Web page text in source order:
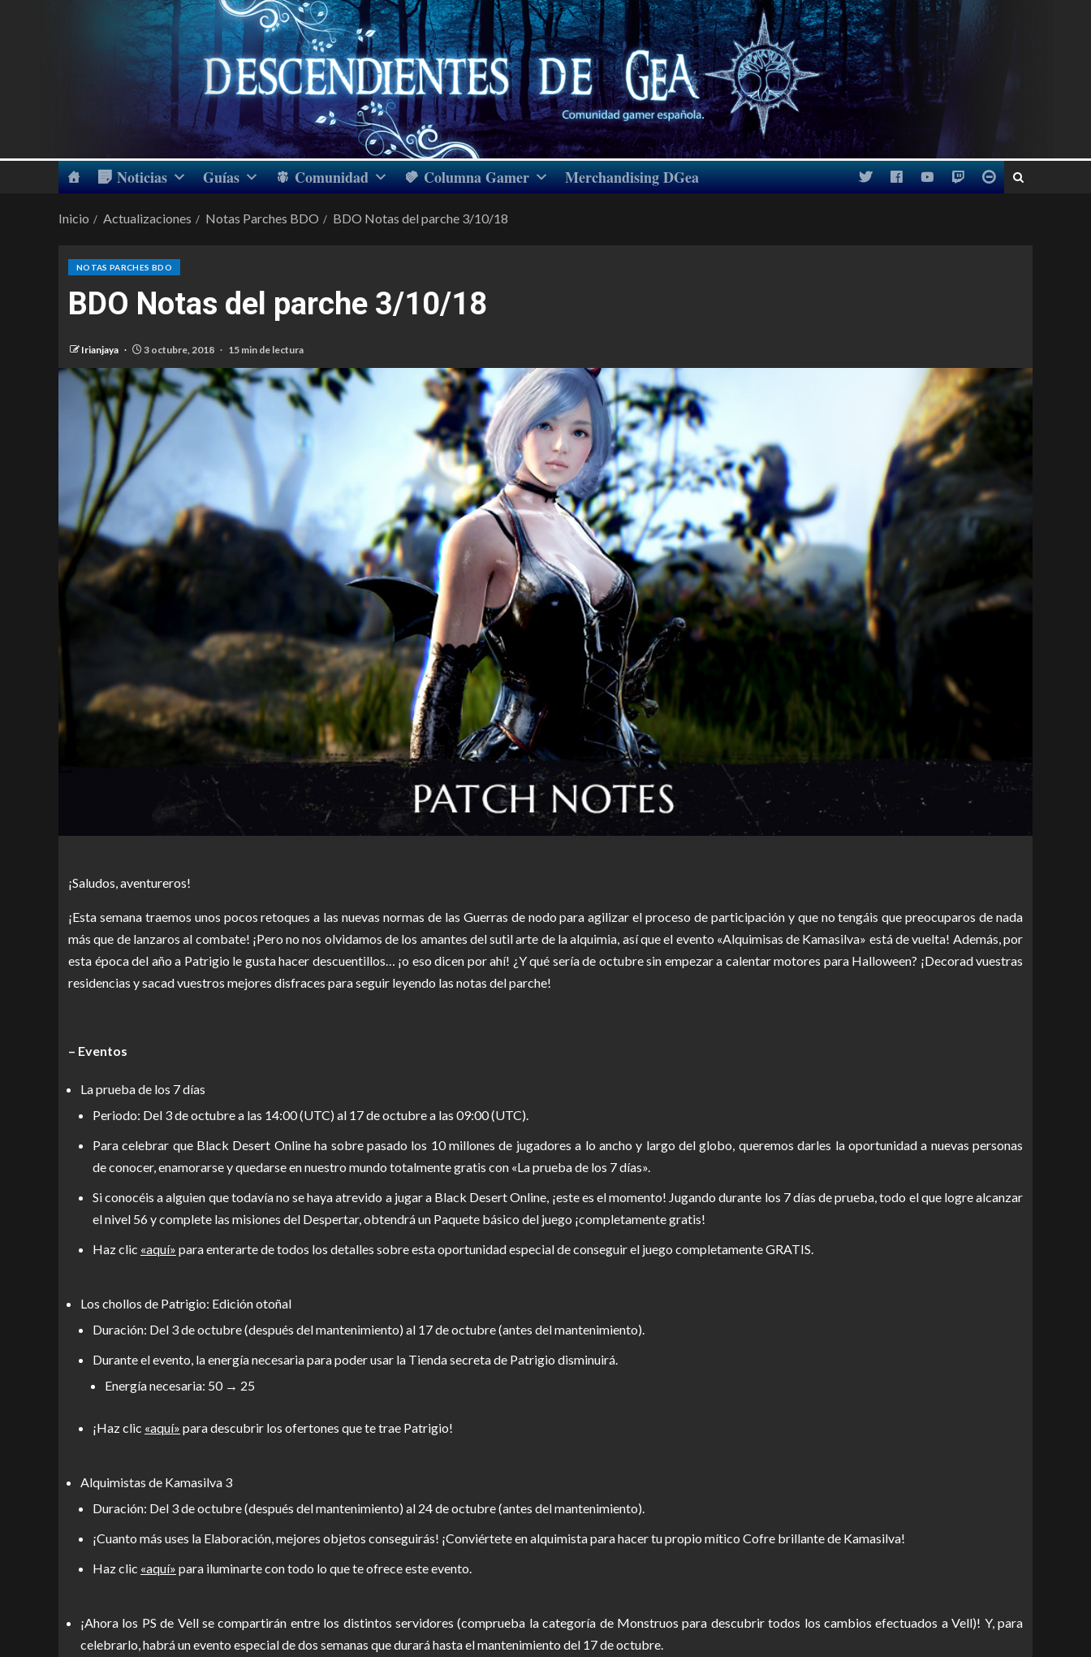
Noticias Guías Comunidad Columna Gamer Merchandising DGea
Inicio Actualizaciones Notas Parches BDO BDO Notas del parche 3/10/18
NOTAS PARCHES BDO
BDO Notas del parche 3/10/18
Irianjaya 3 octubre, 2018 15 min de lectura
¡Saludos, aventureros!
¡Esta semana traemos unos pocos retoques a las nuevas normas de las Guerras de nodo para agilizar el proceso de participación y que no tengáis que preocuparos de nada
más que de lanzaros al combate! ¡Pero no nos olvidamos de los amantes del sutil arte de la alquimia, así que el evento «Alquimisas de Kamasilva» está de vuelta! Además, por
esta época del año a Patrigio le gusta hacer descuentillos… ¡o eso dicen por ahí! ¿Y qué sería de octubre sin empezar a calentar motores para Halloween? ¡Decorad vuestras
residencias y sacad vuestros mejores disfraces para seguir leyendo las notas del parche!
– Eventos
La prueba de los 7 días
Periodo: Del 3 de octubre a las 14:00 (UTC) al 17 de octubre a las 09:00 (UTC).
Para celebrar que Black Desert Online ha sobre pasado los 10 millones de jugadores a lo ancho y largo del globo, queremos darles la oportunidad a nuevas personas
de conocer, enamorarse y quedarse en nuestro mundo totalmente gratis con «La prueba de los 7 días».
Si conocéis a alguien que todavía no se haya atrevido a jugar a Black Desert Online, ¡este es el momento! Jugando durante los 7 días de prueba, todo el que logre alcanzar
el nivel 56 y complete las misiones del Despertar, obtendrá un Paquete básico del juego ¡completamente gratis!
Haz clic «aquí» para enterarte de todos los detalles sobre esta oportunidad especial de conseguir el juego completamente GRATIS.
Los chollos de Patrigio: Edición otoñal
Duración: Del 3 de octubre (después del mantenimiento) al 17 de octubre (antes del mantenimiento).
Durante el evento, la energía necesaria para poder usar la Tienda secreta de Patrigio disminuirá.
Energía necesaria: 50 → 25
¡Haz clic «aquí» para descubrir los ofertones que te trae Patrigio!
Alquimistas de Kamasilva 3
Duración: Del 3 de octubre (después del mantenimiento) al 24 de octubre (antes del mantenimiento).
¡Cuanto más uses la Elaboración, mejores objetos conseguirás! ¡Conviértete en alquimista para hacer tu propio mítico Cofre brillante de Kamasilva!
Haz clic «aquí» para iluminarte con todo lo que te ofrece este evento.
¡Ahora los PS de Vell se compartirán entre los distintos servidores (comprueba la categoría de Monstruos para descubrir todos los cambios efectuados a Vell)! Y, para
celebrarlo, habrá un evento especial de dos semanas que durará hasta el mantenimiento del 17 de octubre.